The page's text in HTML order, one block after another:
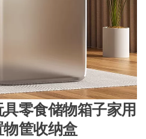
零食储物箱子家用
筐收纳盒